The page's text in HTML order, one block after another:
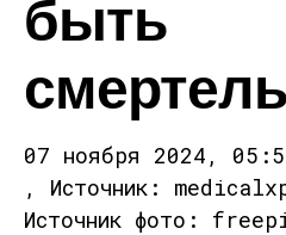
быть
07 ноября 2024,
, Источник:
Источник фото: